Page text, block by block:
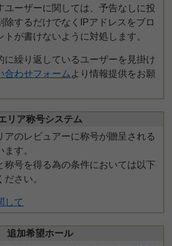
ユーザーに関しては、予告なしに投
除するだけでなくIPアドレスをブロ
トが書けないように対処します。
に繰り返しているユーザーを見掛け
合わせフォーム より情報提供をお願
リア称号システム
アのレビュアーに称号が贈呈される
す。
称号を得る為の条件においては以下
さい。
して
追加希望ホール